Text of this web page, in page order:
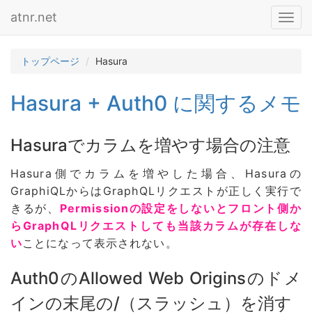
atnr.net
トップページ Hasura
Hasura + Auth0 に関するメモ
Hasuraでカラムを増やす場合の注意
Hasura側でカラムを増やした場合、Hasuraの
GraphiQLからはGraphQLリクエストが正しく実行で
きるが、 Permissionの設定をしないとフロント側か
らGraphQLリクエストしても当該カラムが存在しな
いことになって表示されない。
Auth0のAllowed Web Originsのドメ
インの末尾の/（スラッシュ）を消す